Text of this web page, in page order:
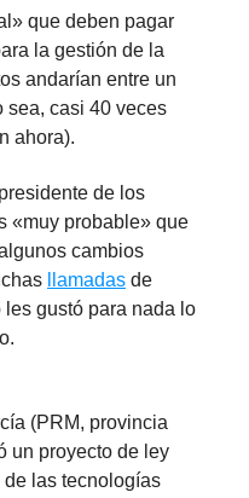
que deben pagar
la gestión de la
andarían entre un
sea, casi 40 veces
ahora).
de los
«muy probable» que
cambios
llamadas de
gustó para nada lo
(PRM, provincia
un proyecto de ley
de las tecnologías